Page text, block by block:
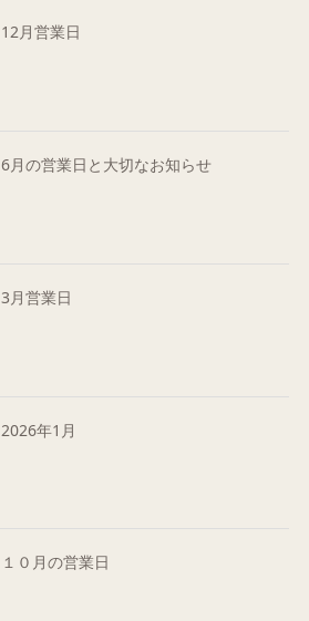
12月営業日
6月の営業日と大切なお知らせ
3月営業日
2026年1月
１０月の営業日